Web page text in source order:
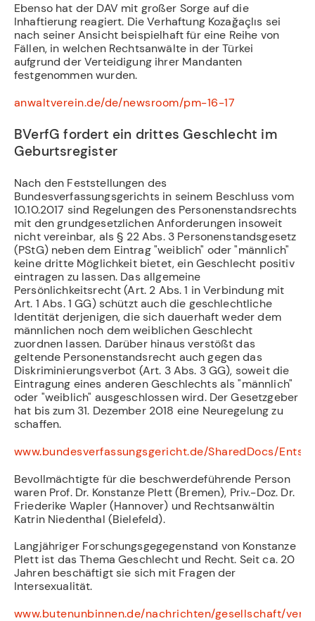
Ebenso hat der DAV mit großer Sorge auf die
Inhaftierung reagiert. Die Verhaftung Kozağaçlıs sei
nach seiner Ansicht beispielhaft für eine Reihe von
Fällen, in welchen Rechtsanwälte in der Türkei
aufgrund der Verteidigung ihrer Mandanten
festgenommen wurden.
anwaltverein.de/de/newsroom/pm-16-17
BVerfG fordert ein drittes Geschlecht im
Geburtsregister
Nach den Feststellungen des
Bundesverfassungsgerichts in seinem Beschluss vom
10.10.2017 sind Regelungen des Personenstandsrechts
mit den grundgesetzlichen Anforderungen insoweit
nicht vereinbar, als § 22 Abs. 3 Personenstandsgesetz
(PStG) neben dem Eintrag "weiblich" oder "männlich"
keine dritte Möglichkeit bietet, ein Geschlecht positiv
eintragen zu lassen. Das allgemeine
Persönlichkeitsrecht (Art. 2 Abs. 1 in Verbindung mit
Art. 1 Abs. 1 GG) schützt auch die geschlechtliche
Identität derjenigen, die sich dauerhaft weder dem
männlichen noch dem weiblichen Geschlecht
zuordnen lassen. Darüber hinaus verstößt das
geltende Personenstandsrecht auch gegen das
Diskriminierungsverbot (Art. 3 Abs. 3 GG), soweit die
Eintragung eines anderen Geschlechts als "männlich"
oder "weiblich" ausgeschlossen wird. Der Gesetzgeber
hat bis zum 31. Dezember 2018 eine Neuregelung zu
schaffen.
www.bundesverfassungsgericht.de/SharedDocs/
Bevollmächtigte für die beschwerdeführende Person
waren Prof. Dr. Konstanze Plett (Bremen), Priv.-Doz. Dr.
Friederike Wapler (Hannover) und Rechtsanwältin
Katrin Niedenthal (Bielefeld).
Langjähriger Forschungsgegegenstand von Konstanze
Plett ist das Thema Geschlecht und Recht. Seit ca. 20
Jahren beschäftigt sie sich mit Fragen der
Intersexualität.
www.butenunbinnen.de/nachrichten/gesellschaft/